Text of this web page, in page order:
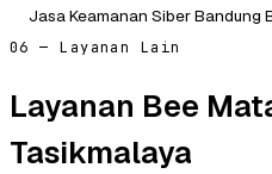
Jasa Keamanan Siber Bandung
06 — Layanan Lain
Layanan Bee
Tasikmalaya